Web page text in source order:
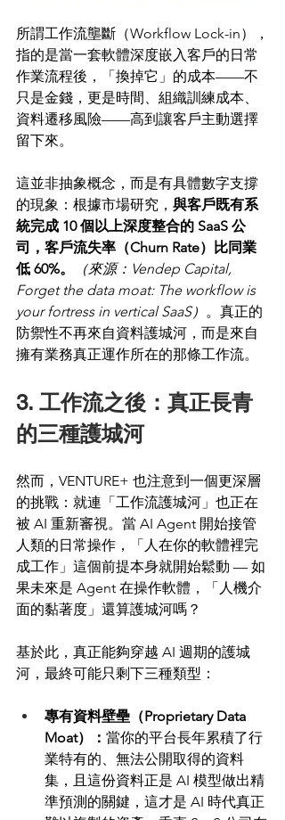
所謂工作流壟斷（Workflow Lock-in），
指的是當一套軟體深度嵌入客戶的日常
作業流程後，「換掉它」的成本——不
只是金錢，更是時間、組織訓練成本、
資料遷移風險——高到讓客戶主動選擇
留下來。
這並非抽象概念，而是有具體數字支撐
的現象：根據市場研究， 與客戶既有系
統完成 10 個以上深度整合的 SaaS 公
司，客戶流失率（Churn Rate）比同業
低 60%。
（來源：Vendep Capital,
Forget the data moat: The workflow is
your fortress in vertical SaaS） 。真正的
防禦性不再來自資料護城河，而是來自
擁有業務真正運作所在的那條工作流。
3. 工作流之後：真正長青
的三種護城河
然而，VENTURE+ 也注意到一個更深層
的挑戰：就連「工作流護城河」也正在
被 AI 重新審視。當 AI Agent 開始接管
人類的日常操作，「人在你的軟體裡完
成工作」這個前提本身就開始鬆動 — 如
果未來是 Agent 在操作軟體，「人機介
面的黏著度」還算護城河嗎？
基於此，真正能夠穿越 AI 週期的護城
河，最終可能只剩下三種類型：
專有資料壁壘（Proprietary Data
Moat）： 當你的平台長年累積了行
業特有的、無法公開取得的資料
集，且這份資料正是 AI 模型做出精
準預測的關鍵，這才是 AI 時代真正